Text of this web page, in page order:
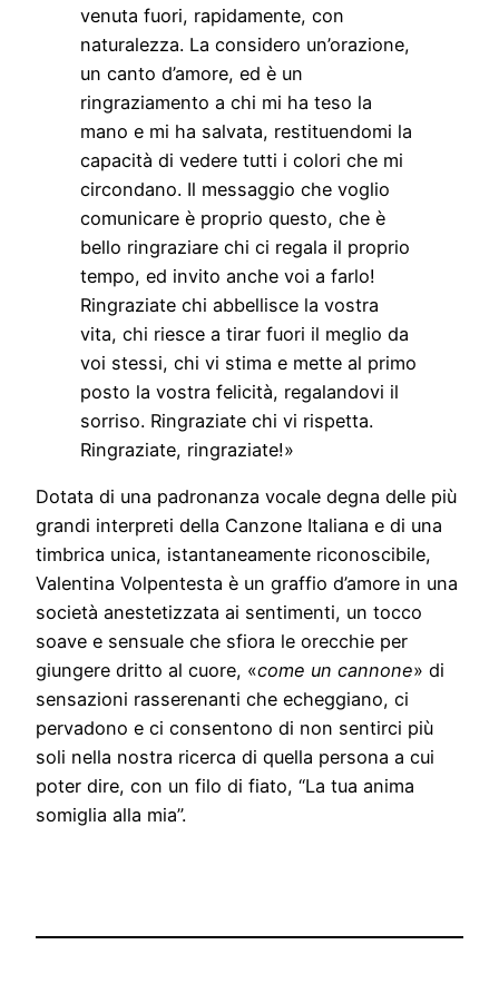
venuta fuori, rapidamente, con
naturalezza. La considero un’orazione,
un canto d’amore, ed è un
ringraziamento a chi mi ha teso la
mano e mi ha salvata, restituendomi la
capacità di vedere tutti i colori che mi
circondano. Il messaggio che voglio
comunicare è proprio questo, che è
bello ringraziare chi ci regala il proprio
tempo, ed invito anche voi a farlo!
Ringraziate chi abbellisce la vostra
vita, chi riesce a tirar fuori il meglio da
voi stessi, chi vi stima e mette al primo
posto la vostra felicità, regalandovi il
sorriso. Ringraziate chi vi rispetta.
Ringraziate, ringraziate!»
Dotata di una padronanza vocale degna delle più
grandi interpreti della Canzone Italiana e di una
timbrica unica, istantaneamente riconoscibile,
Valentina Volpentesta è un graffio d’amore in una
società anestetizzata ai sentimenti, un tocco
soave e sensuale che sfiora le orecchie per
giungere dritto al cuore, «come un cannone» di
sensazioni rasserenanti che echeggiano, ci
pervadono e ci consentono di non sentirci più
soli nella nostra ricerca di quella persona a cui
poter dire, con un filo di fiato, “La tua anima
somiglia alla mia”.